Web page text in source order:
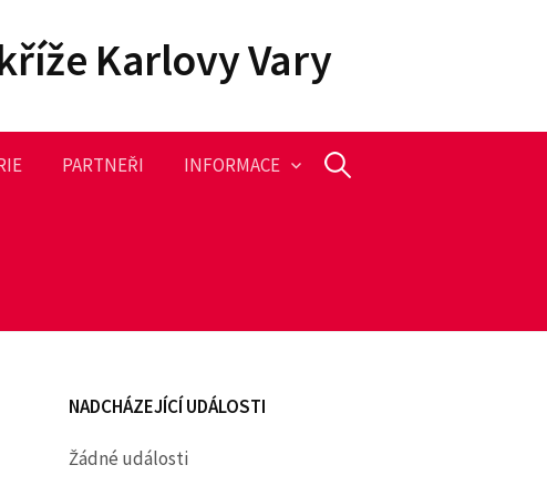
Karlovy Vary
PARTNEŘI INFORMACE V
NADCHÁZEJÍCÍ UDÁLOSTI
Žádné události